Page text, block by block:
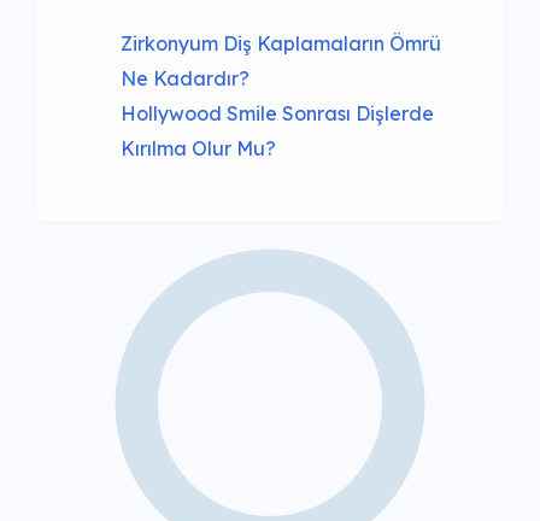
Zirkonyum Diş Kaplamaların Ömrü
Ne Kadardır?
Hollywood Smile Sonrası Dişlerde
Kırılma Olur Mu?